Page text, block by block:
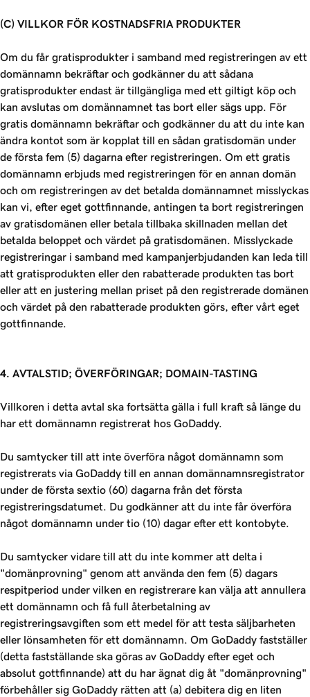
(C) VILLKOR FÖR KOSTNADSFRIA PRODUKTER
Om du får gratisprodukter i samband med registreringen av ett
domännamn bekräftar och godkänner du att sådana
gratisprodukter endast är tillgängliga med ett giltigt köp och
kan avslutas om domännamnet tas bort eller sägs upp. För
gratis domännamn bekräftar och godkänner du att du inte kan
ändra kontot som är kopplat till en sådan gratisdomän under
de första fem (5) dagarna efter registreringen. Om ett gratis
domännamn erbjuds med registreringen för en annan domän
och om registreringen av det betalda domännamnet misslyckas
kan vi, efter eget gottfinnande, antingen ta bort registreringen
av gratisdomänen eller betala tillbaka skillnaden mellan det
betalda beloppet och värdet på gratisdomänen. Misslyckade
registreringar i samband med kampanjerbjudanden kan leda till
att gratisprodukten eller den rabatterade produkten tas bort
eller att en justering mellan priset på den registrerade domänen
och värdet på den rabatterade produkten görs, efter vårt eget
gottfinnande.
4. AVTALSTID; ÖVERFÖRINGAR; DOMAIN-TASTING
Villkoren i detta avtal ska fortsätta gälla i full kraft så länge du
har ett domännamn registrerat hos GoDaddy.
Du samtycker till att inte överföra något domännamn som
registrerats via GoDaddy till en annan domännamnsregistrator
under de första sextio (60) dagarna från det första
registreringsdatumet. Du godkänner att du inte får överföra
något domännamn under tio (10) dagar efter ett kontobyte.
Du samtycker vidare till att du inte kommer att delta i
"domänprovning" genom att använda den fem (5) dagars
respitperiod under vilken en registrerare kan välja att annullera
ett domännamn och få full återbetalning av
registreringsavgiften som ett medel för att testa säljbarheten
eller lönsamheten för ett domännamn. Om GoDaddy fastställer
(detta fastställande ska göras av GoDaddy efter eget och
absolut gottfinnande) att du har ägnat dig åt "domänprovning"
förbehåller sig GoDaddy rätten att (a) debitera dig en liten